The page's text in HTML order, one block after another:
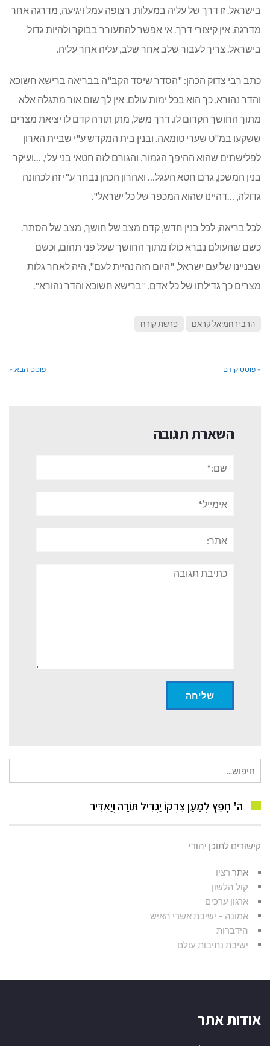
בישראל. זו דרך של עליה במעלות, רצופה עמל ויגיעה, מדרגה אחר
מדרגה. אין קיצורי דרך. אי אפשר להתעורר בבוקר ולהיות גדול
בישראל. צריך לעבור שלב אחר שלב, עליה אחר עליה.
כתב רבי צדוק הכהן: "הסדר שיסד הקב"ה בבריאה ברישא חשוכא
והדר נהורא, כך הוא בכל ימות עולם. אין לך שום אור מתגלה אלא
מתוך החושך הקדום לו. דרך משל, מתן תורה קדם לו יציאת מצרים
ששקעו במ"ט שערי טומאה. ובנין בית המקדש ע"י שביית הארון
לפלישתים שהוא ההיפך הגמור, והגורם לזה חטאי בני עלי, …ועיקר
בנין המשכן, גרם חטא העגל… ואהרון הכהן נבחר ע"י זה לכהונה
גדולה, …דהיינו שהוא המכפר של כל ישראל".
לכל בריאה, לכל בנין חדש, קדם מצב של חושך, מצב של הסתר.
כשם שהעולם נברא כולו מתוך החושך שעל פני תהום, וכשם
שבניינו של עם ישראל, "היום הזה נהיית לעם", היה לאחר גלות
מצרים כך גדילתו של כל אדם, "ברישא חשוכא והדר נהורא".
הרב ירחמיאל קראם פרשת קורח
« פוסט קודם פוסט הבא »
השארת תגובה
תגובה
עבור:
ה' חָפֵץ לְמַעַן צִדְקוֹ יַגְדִּיל תּוֹרָה וְיַאְדִּיר
קישורים לתוכן יהודי
אתר רציו
קול הלשון
ארגון ערכים
אמונה – ישיבת אשרי האיש
הידברות
ישיבת נתיבות עולם
אודות אתר